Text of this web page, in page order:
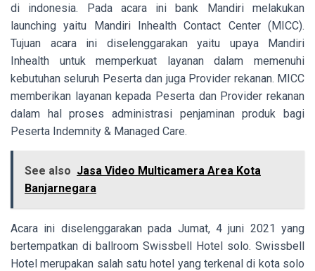
di indonesia. Pada acara ini bank Mandiri melakukan
launching yaitu Mandiri Inhealth Contact Center (MICC).
Tujuan acara ini diselenggarakan yaitu upaya Mandiri
Inhealth untuk memperkuat layanan dalam memenuhi
kebutuhan seluruh Peserta dan juga Provider rekanan. MICC
memberikan layanan kepada Peserta dan Provider rekanan
dalam hal proses administrasi penjaminan produk bagi
Peserta Indemnity & Managed Care.
See also Jasa Video Multicamera Area Kota
Banjarnegara
Acara ini diselenggarakan pada Jumat, 4 juni 2021 yang
bertempatkan di ballroom Swissbell Hotel solo. Swissbell
Hotel merupakan salah satu hotel yang terkenal di kota solo